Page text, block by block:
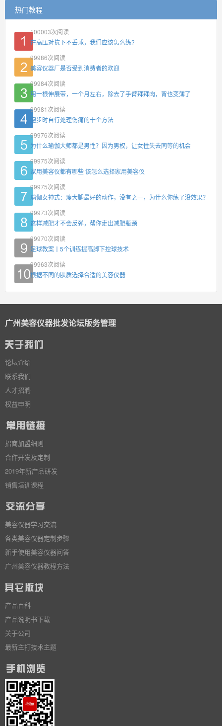
热门教程
100003次阅读
在高压对抗下不丢球，我们应该怎么练?
99986次阅读
美容仪器厂是否受到消费者的欢迎
99984次阅读
用一根伸展带，一个月左右，除去了手臂拜拜肉，背也变薄了
99981 次阅读
跑步时自行处理伤痛的十个方法
99976次阅读
为什么瑜伽大师都是男性？因为男权，让女性失去同等的机会
99975次阅读
家用美容仪都有哪些 该怎么选择家用美容仪
99975次阅读
瑜伽女神式：瘦大腿最好的动作，没有之一，为什么你练了没效果？
99973次阅读
这样减肥才不会反弹，帮你走出减肥瓶颈
99970次阅读
足球教案丨5个训练提高脚下控球技术
99963次阅读
根据不同的肤质选择合适的美容仪器
广州美容仪器批发论坛版务管理
论坛介绍
联系我们
人才招聘
权益申明
招商加盟细则
合作开发及定制
2019年新产品研发
销售培训课程
美容仪器学习交流
各类美容仪器定制步骤
新手使用美容仪器问答
广州美容仪器教程方法
产品百科
产品说明书下载
关于公司
最新主打技术主题